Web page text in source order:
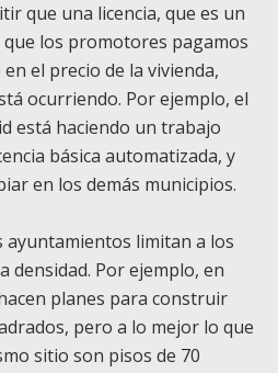
que una licencia, que es un
los promotores pagamos
el precio de la vivienda,
ocurriendo. Por ejemplo, el
está haciendo un trabajo
básica automatizada, y
en los demás municipios.
ayuntamientos limitan a los
densidad. Por ejemplo, en
planes para construir
pero a lo mejor lo que
sitio son pisos de 70